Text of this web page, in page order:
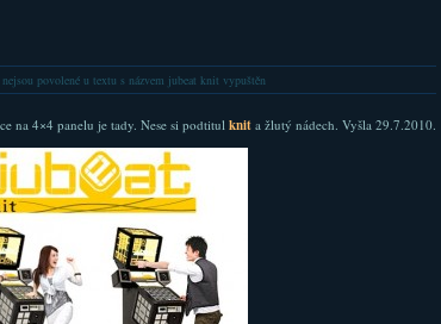
povolenéu textu s názvem jubeat knit vypuštěn
na 4×4 panelu je tady. Nese si podtitul knita žlutý nádech. Vyšla 29.7.2010.